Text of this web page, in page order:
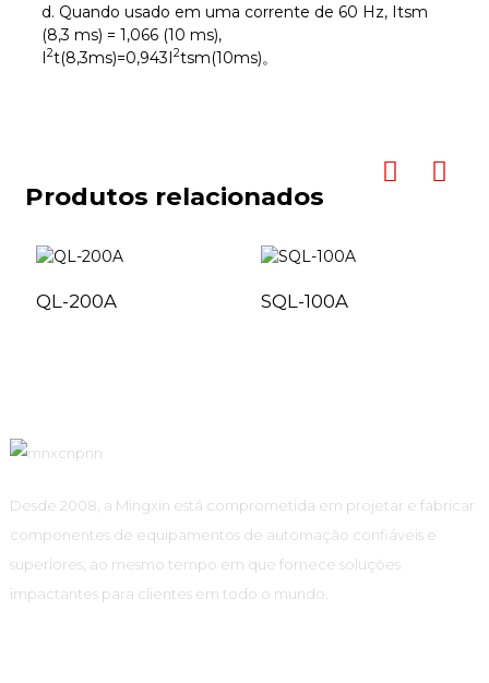
d. Quando usado em uma corrente de 60 Hz, Itsm
(8,3 ms) = 1,066 (10 ms),
I2t(8,3ms)=0,943I2tsm(10ms)。
Produtos relacionados
QL-200A SQL-100A
Desde 2008, a Mingxin está comprometida em projetar e fabricar
componentes de equipamentos de automação confiáveis ​​e
superiores, ao mesmo tempo em que fornece soluções
impactantes para clientes em todo o mundo.